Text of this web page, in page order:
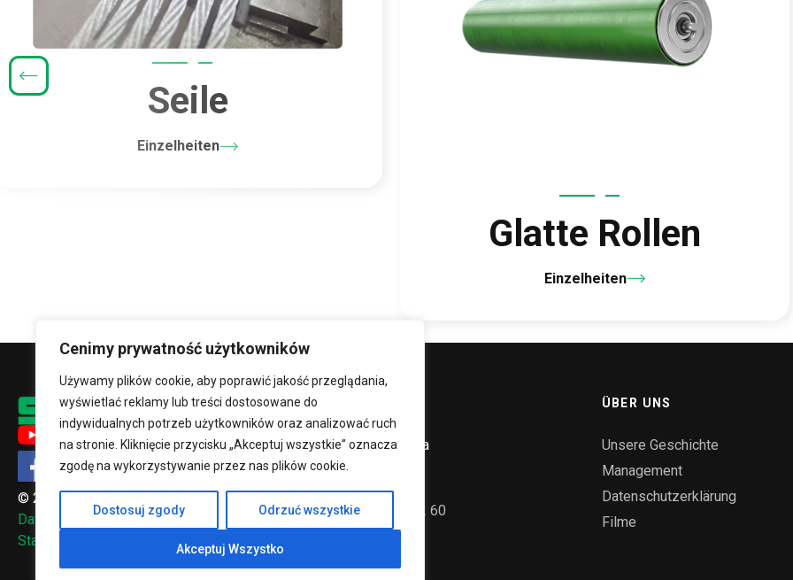
Cenimy prywatność użytkowników
Używamy plików cookie, aby poprawić jakość przeglądania,
wyświetlać reklamy lub treści dostosowane do
indywidualnych potrzeb użytkowników oraz analizować ruch
na stronie. Kliknięcie przycisku „Akceptuj wszystkie” oznacza
zgodę na wykorzystywanie przez nas plików cookie.
Dostosuj zgody Odrzuć wszystkie
Akceptuj Wszystko
Seile
Einzelheiten
Glatte Rollen
Einzelheiten
© 2026, SAG Sp. z o.o.
Datenschutzrichtlinie
Standardy ochrony małoletnich
SAG SP. Z O.O.
ul. Szopienicka 58a
40-432 Katowice
+48 32 255 72 60
sag@sag.pl
ÜBER UNS
Unsere Geschichte
Management
Datenschutzerklärung
Filme